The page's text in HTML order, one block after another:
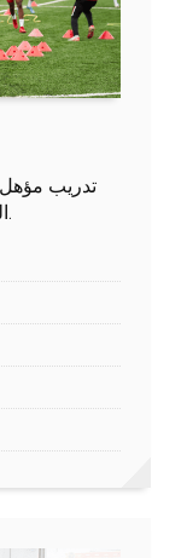
تدريب مؤهل
القدم التنافسية والمسارات في إنجلترا.